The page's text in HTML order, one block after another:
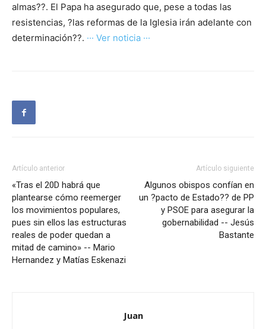
almas??. El Papa ha asegurado que, pese a todas las
resistencias, ?las reformas de la Iglesia irán adelante con
determinación??. ··· Ver noticia ···
Artículo anterior
«Tras el 20D habrá que
plantearse cómo reemerger
los movimientos populares,
pues sin ellos las estructuras
reales de poder quedan a
mitad de camino» -- Mario
Hernandez y Matías Eskenazi
Artículo siguiente
Algunos obispos confían en
un ?pacto de Estado?? de PP
y PSOE para asegurar la
gobernabilidad -- Jesús
Bastante
Juan